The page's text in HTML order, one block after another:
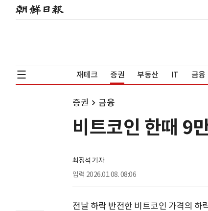
재테크 증권 부동산 IT 금융
증권 금융
비트코인 한때 9
최정석 기자
입력 2026.01.08. 08:06
전날 하락 반전한 비트코인 가격의 하